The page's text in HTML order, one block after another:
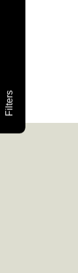
Filters